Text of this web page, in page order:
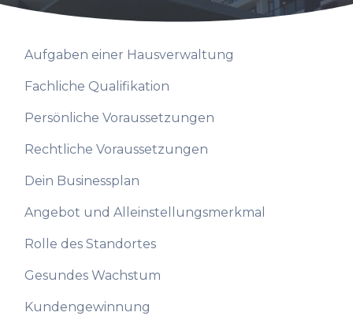
Aufgaben einer Hausverwaltung
Fachliche Qualifikation
Persönliche Voraussetzungen
Rechtliche Voraussetzungen
Dein Businessplan
Angebot und Alleinstellungsmerkmal
Rolle des Standortes
Gesundes Wachstum
Kundengewinnung